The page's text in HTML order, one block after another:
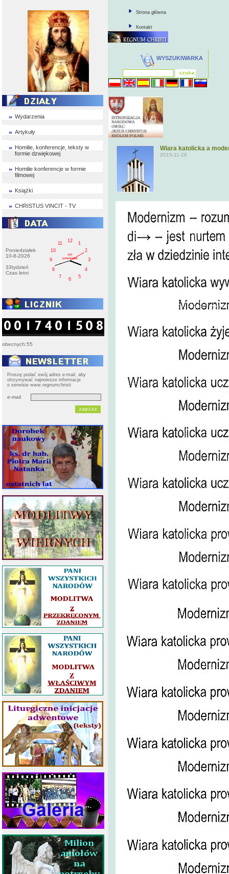
Wydarzenia
Artykuły
Homilie, konferencje, teksty w
formie dzwiękowej
Homilie konferencje w formie
filmowej
Książki
CHRISTUS VINCIT - TV
Poniedziałek
10-8-2026
33tydzień
Czas letni
1
2
3
4
5
6
7
8
9
10
11
12
AM
poniedziałek
obecnych:55
Proszę podać swój adres e-mail, aby
otrzymywać najnowsze informacje
o serwisie www.regnumchristi
e-mail
Strona główna
Kontakt
WYSZUKIWARKA
Wiara katolicka a
2015-11-26